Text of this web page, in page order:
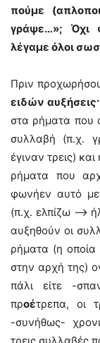
πούμε
γράψε…»; Όχι
λέγαμε όλοι
Πριν
ειδών αυξήσεις·
στα ρήματα που
συλλαβή (π.χ.
έγιναν τρεις)
ρήματα που
φωνήεν αυτό
(π.χ. ελπίζω –>
αυξηθούν οι
ρήματα (η
στην αρχή της)
πάλι είτε -
προέτρεπα, οι
-συνήθως-